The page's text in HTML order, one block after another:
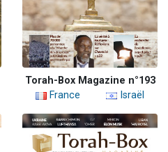
Torah-Box Magazine n°193
France
Israël